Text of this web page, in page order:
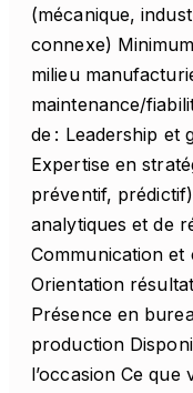
(mécanique,
connexe)
milieu
maintenance/
de : Leadership et
Expertise en
préventif,
analytiques et de
Communication
Orientation
Présence en
production
l’occasion Ce